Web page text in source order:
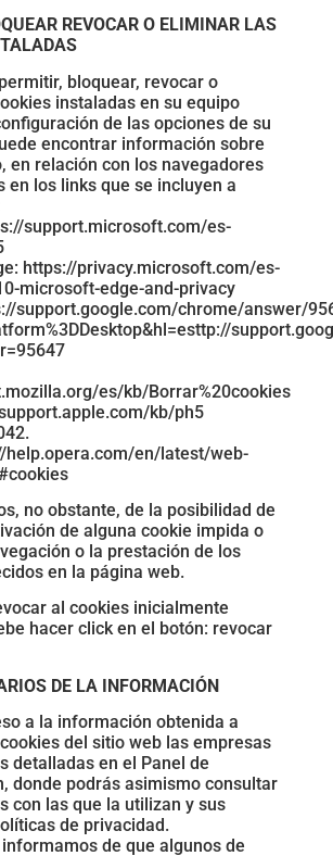
REVOCAR O ELIMINAR LAS
bloquear, revocar o
instaladas en su equipo
de las opciones de su
encontrar información sobre
en relación con los navegadores
en los links que se incluyen a
support.microsoft.com/es-
https://privacy.microsoft.com/es-
microsoft-edge-and-privacy
support.google.com/chrome/answer/
es/kb/Borrar%20cookies
kb/ph5
help.opera.com/en/latest/web-
no obstante, de la posibilidad de
de alguna cookie impida o
o la prestación de los
en la página web.
al cookies inicialmente
hacer click en el botón: revocar
DE LA INFORMACIÓN
a la información obtenida a
del sitio web las empresas
detalladas en el Panel de
donde podrás asimismo consultar
con las que la utilizan y sus
de privacidad.
de que algunos de